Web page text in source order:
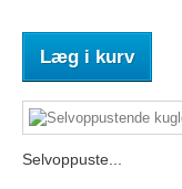
Læg i kurv
Selvoppuste...